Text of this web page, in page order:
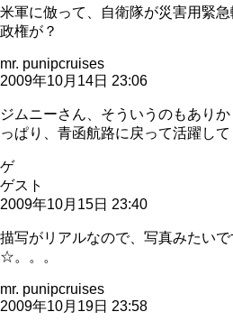
米軍に倣って、自衛隊が災害用緊
政権が？
mr. punipcruises
2009年10月14日 23:06
ジムニーさん、そういうのもあり
っぱり、青函航路に戻って活躍して
ゲ
ゲスト
2009年10月15日 23:40
描写がリアルなので、写真みたい
☆。。。
mr. punipcruises
2009年10月19日 23:58